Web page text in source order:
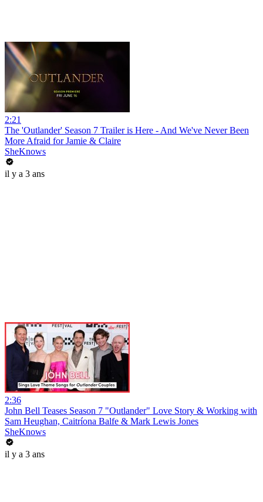
2:21
The 'Outlander' Season 7 Trailer is Here - And We've Never Been
More Afraid for Jamie & Claire
SheKnows
il y a 3 ans
2:36
John Bell Teases Season 7 "Outlander" Love Story & Working with
Sam Heughan, Caitríona Balfe & Mark Lewis Jones
SheKnows
il y a 3 ans